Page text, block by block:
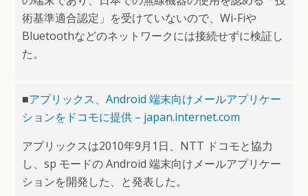
術基準適合認定」を受けていないので、Wi-Fiや
Bluetoothなどのネットワークには接続せずに検証し
た。
■アプリックス、Android 端末向けメールアプリケー
ションをドコモに提供 – japan.internet.com
アプリックスは2010年9月1日、NTT ドコモと協力
し、sp モードの Android 端末向けメールアプリケー
ションを開発した、と発表した。